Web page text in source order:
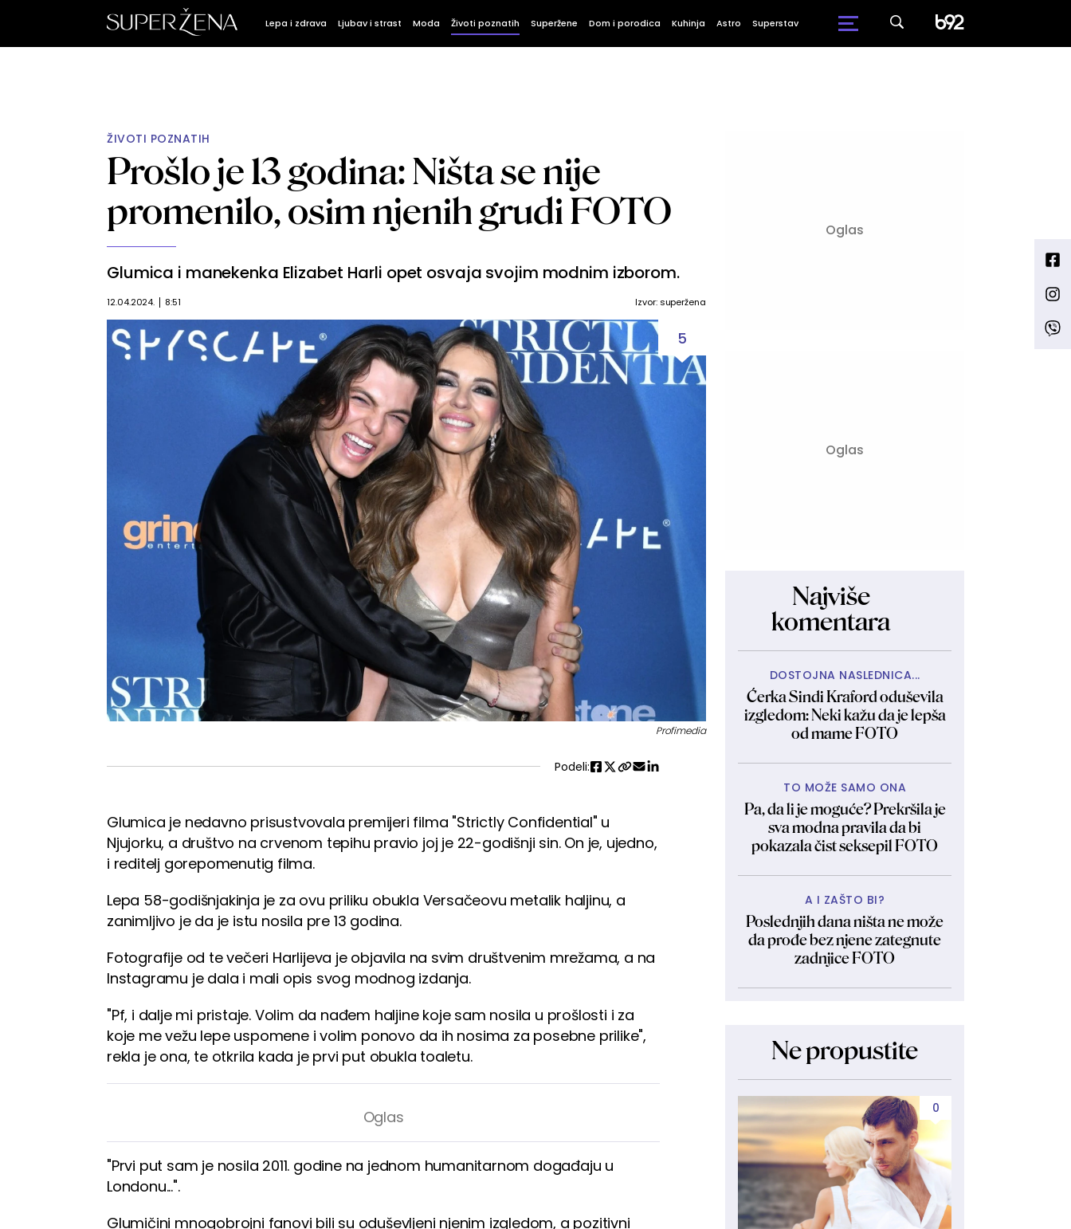
Lepa i zdrava Ljubav i strast Moda Životi poznatih Superžene Dom i porodica Kuhinja Astro Superstav
ŽIVOTI POZNATIH
Prošlo je 13 godina: Ništa se nije
promenilo, osim njenih grudi FOTO
Glumica i manekenka Elizabet Harli opet osvaja svojim modnim izborom.
12.04.2024. 8:51 Izvor: superžena
5
Profimedia
Podeli:
Glumica je nedavno prisustvovala premijeri filma "Strictly Confidential" u
Njujorku, a društvo na crvenom tepihu pravio joj je 22-godišnji sin. On je, ujedno,
i reditelj gorepomenutig filma.
Lepa 58-godišnjakinja je za ovu priliku obukla Versačeovu metalik haljinu, a
zanimljivo je da je istu nosila pre 13 godina.
Fotografije od te večeri Harlijeva je objavila na svim društvenim mrežama, a na
Instagramu je dala i mali opis svog modnog izdanja.
"Pf, i dalje mi pristaje. Volim da nađem haljine koje sam nosila u prošlosti i za
koje me vežu lepe uspomene i volim ponovo da ih nosima za posebne prilike",
rekla je ona, te otkrila kada je prvi put obukla toaletu.
"Prvi put sam je nosila 2011. godine na jednom humanitarnom događaju u
Londonu...".
Glumičini mnogobrojni fanovi bili su oduševljeni njenim izgledom, a pozitivni
Najviše
komentara
DOSTOJNA NASLEDNICA...
Ćerka Sindi Kraford oduševila
izgledom: Neki kažu da je lepša
od mame FOTO
TO MOŽE SAMO ONA
Pa, da li je moguće? Prekršila je
sva modna pravila da bi
pokazala čist seksepil FOTO
A I ZAŠTO BI?
Poslednjih dana ništa ne može
da prođe bez njene zategnute
zadnjice FOTO
Ne propustite
0